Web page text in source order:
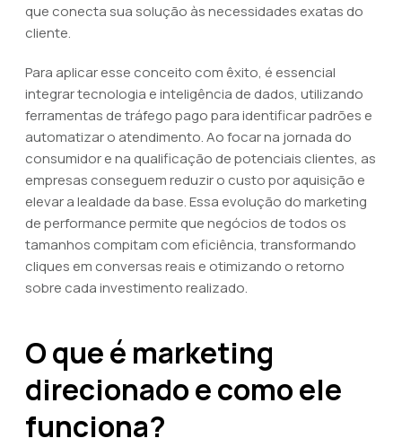
que conecta sua solução às necessidades exatas do
cliente.
Para aplicar esse conceito com êxito, é essencial
integrar tecnologia e inteligência de dados, utilizando
ferramentas de tráfego pago para identificar padrões e
automatizar o atendimento. Ao focar na jornada do
consumidor e na qualificação de potenciais clientes, as
empresas conseguem reduzir o custo por aquisição e
elevar a lealdade da base. Essa evolução do marketing
de performance permite que negócios de todos os
tamanhos compitam com eficiência, transformando
cliques em conversas reais e otimizando o retorno
sobre cada investimento realizado.
O que é marketing
direcionado e como ele
funciona?